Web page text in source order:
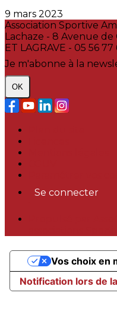
9 mars 2023
Association Sportive
Lachaze - 8 Avenue de
ET LAGRAVE - 05 56
Je m'abonne à la
OK
Se connecter
Notification lors de
Vos choix en